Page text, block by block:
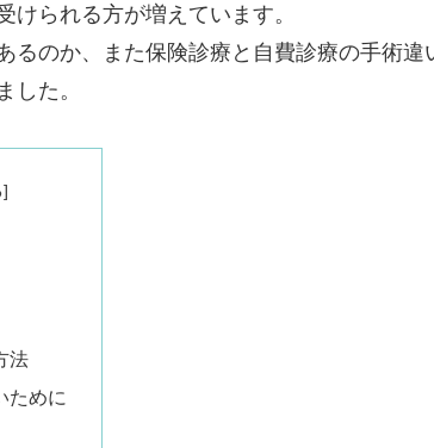
られる方が増えています。
るのか、また保険診療と自費診療の手術違
した。
法
ために